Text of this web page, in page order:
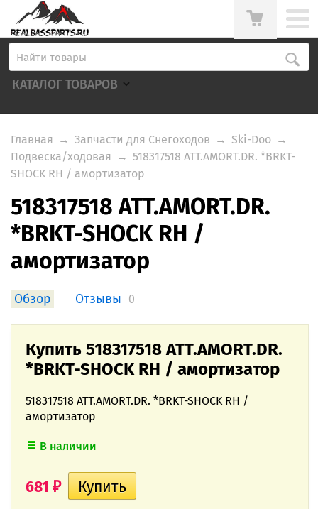
КАТАЛОГ ТОВАРОВ
Главная → Запчасти для Снегоходов → Ski-Doo →
Подвеска/ходовая → 518317518 ATT.AMORT.DR. *BRKT-
SHOCK RH / амортизатор
518317518 ATT.AMORT.DR.
*BRKT-SHOCK RH /
амортизатор
Обзор Отзывы 0
Купить 518317518 ATT.AMORT.DR.
*BRKT-SHOCK RH / амортизатор
518317518 ATT.AMORT.DR. *BRKT-SHOCK RH /
амортизатор
В наличии
681 ₽